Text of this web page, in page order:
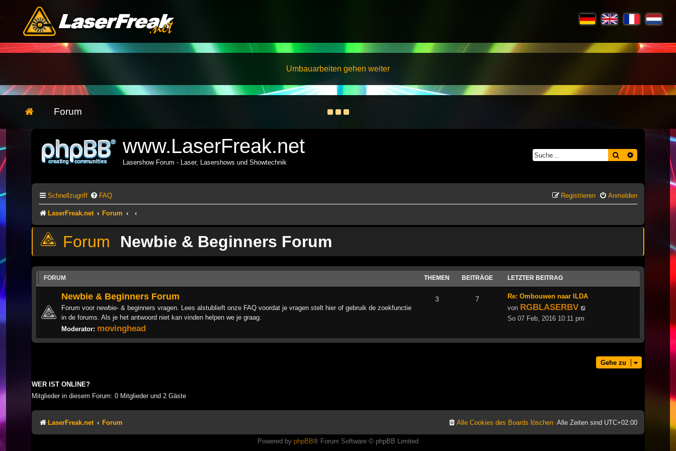
Umbauarbeiten gehen weiter
Forum
www.LaserFreak.net
Lasershow Forum - Laser, Lasershows und Showtechnik
Suche Erweiterte
Schnellzugriff FAQ Anmelden
Registrieren
LaserFreak.net Forum
Newbie & Beginners Forum
FORUM THEMEN BEITRÄGE LETZTER BEITRAG
Newbie & Beginners Forum
Forum voor newbie- & beginners vragen. Lees alstublieft onze FAQ voordat je vragen stelt hier of gebruik de zoekfunctie
in de forums. Als je het antwoord niet kan vinden helpen we je graag.
Moderator: movinghead
3 7
Re: Ombouwen naar ILDA
von RGBLASERBV
So 07 Feb, 2016 10:11 pm
Gehe zu
WER IST ONLINE?
Mitglieder in diesem Forum: 0 Mitglieder und 2 Gäste
LaserFreak.net Forum Alle Zeiten sind UTC+02:00
Alle Cookies des Boards löschen
Powered by phpBB® Forum Software © phpBB Limited